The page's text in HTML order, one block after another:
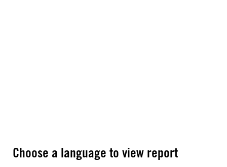
Choose a language to view report